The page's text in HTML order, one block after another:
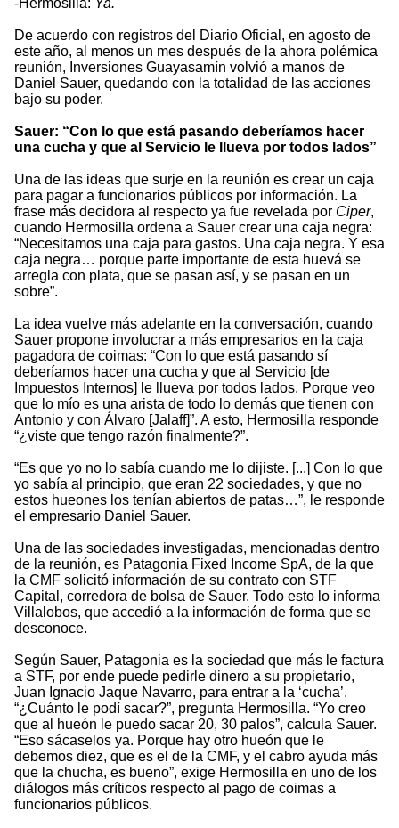
-Hermosilla: Ya.
De acuerdo con registros del Diario Oficial, en agosto de
este año, al menos un mes después de la ahora polémica
reunión, Inversiones Guayasamín volvió a manos de
Daniel Sauer, quedando con la totalidad de las acciones
bajo su poder.
Sauer: “Con lo que está pasando deberíamos hacer
una cucha y que al Servicio le llueva por todos lados”
Una de las ideas que surje en la reunión es crear un caja
para pagar a funcionarios públicos por información. La
frase más decidora al respecto ya fue revelada por Ciper,
cuando Hermosilla ordena a Sauer crear una caja negra:
“Necesitamos una caja para gastos. Una caja negra. Y esa
caja negra… porque parte importante de esta huevá se
arregla con plata, que se pasan así, y se pasan en un
sobre”.
La idea vuelve más adelante en la conversación, cuando
Sauer propone involucrar a más empresarios en la caja
pagadora de coimas: “Con lo que está pasando sí
deberíamos hacer una cucha y que al Servicio [de
Impuestos Internos] le llueva por todos lados. Porque veo
que lo mío es una arista de todo lo demás que tienen con
Antonio y con Álvaro [Jalaff]”. A esto, Hermosilla responde
“¿viste que tengo razón finalmente?”.
“Es que yo no lo sabía cuando me lo dijiste. [...] Con lo que
yo sabía al principio, que eran 22 sociedades, y que no
estos hueones los tenían abiertos de patas…”, le responde
el empresario Daniel Sauer.
Una de las sociedades investigadas, mencionadas dentro
de la reunión, es Patagonia Fixed Income SpA, de la que
la CMF solicitó información de su contrato con STF
Capital, corredora de bolsa de Sauer. Todo esto lo informa
Villalobos, que accedió a la información de forma que se
desconoce.
Según Sauer, Patagonia es la sociedad que más le factura
a STF, por ende puede pedirle dinero a su propietario,
Juan Ignacio Jaque Navarro, para entrar a la ‘cucha’.
“¿Cuánto le podí sacar?”, pregunta Hermosilla. “Yo creo
que al hueón le puedo sacar 20, 30 palos”, calcula Sauer.
“Eso sácaselos ya. Porque hay otro hueón que le
debemos diez, que es el de la CMF, y el cabro ayuda más
que la chucha, es bueno”, exige Hermosilla en uno de los
diálogos más críticos respecto al pago de coimas a
funcionarios públicos.